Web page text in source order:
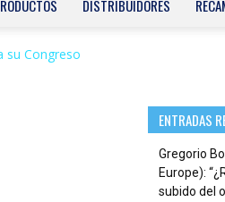
DISTRIBUIDORES
su Congreso
ENTRADAS
Gregorio
Europe):
subido del